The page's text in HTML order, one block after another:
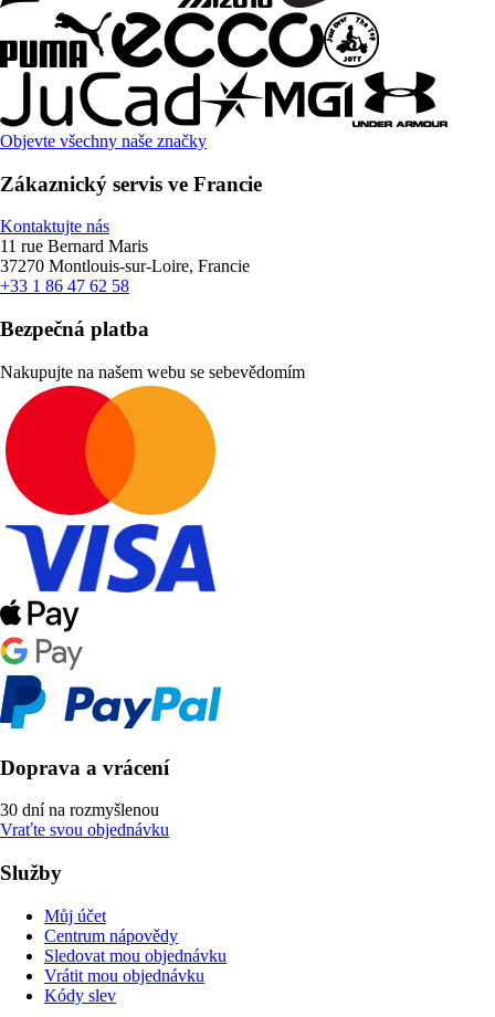
Objevte všechny naše značky
Zákaznický servis ve Francie
Kontaktujte nás
11 rue Bernard Maris
37270 Montlouis-sur-Loire, Francie
+33 1 86 47 62 58
Bezpečná platba
Nakupujte na našem webu se sebevědomím
Doprava a vrácení
30 dní na rozmyšlenou
Vraťte svou objednávku
Služby
Můj účet
Centrum nápovědy
Sledovat mou objednávku
Vrátit mou objednávku
Kódy slev